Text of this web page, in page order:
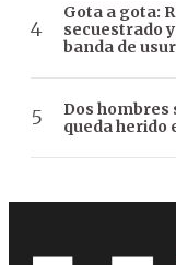
Gota a gota:
secuestrado
banda de
Dos hombres
queda herido